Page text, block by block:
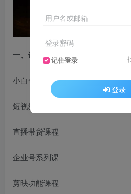
一、 课程大纲：
小白创业必备专业指导体系
短视频系列课
直播带货课程
企业号系列课
剪映功能课程
用户名或邮箱
登录密码
记住登录
登录